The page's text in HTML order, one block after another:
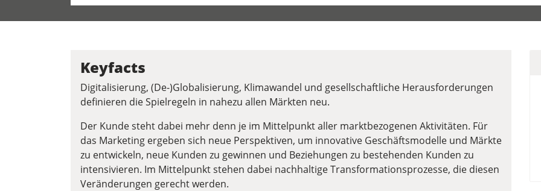
Keyfacts
Digitalisierung, (De-)Globalisierung, Klimawandel und gesellschaftliche Herausforderungen
definieren die Spielregeln in nahezu allen Märkten neu.
Der Kunde steht dabei mehr denn je im Mittelpunkt aller marktbezogenen Aktivitäten. Für
das Marketing ergeben sich neue Perspektiven, um innovative Geschäftsmodelle und Märkte
zu entwickeln, neue Kunden zu gewinnen und Beziehungen zu bestehenden Kunden zu
intensi­vieren. Im Mittelpunkt stehen dabei nachhaltige Transformationsprozesse, die diesen
Veränderungen gerecht werden.